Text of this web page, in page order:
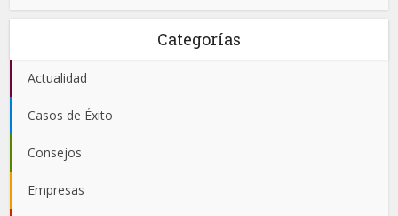
Categorías
Actualidad
Casos de Éxito
Consejos
Empresas